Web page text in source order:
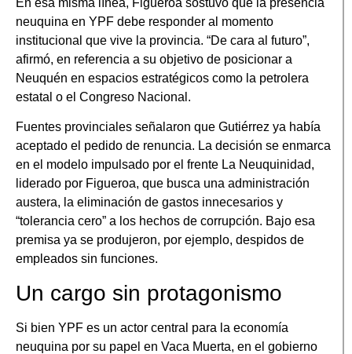
En esa misma línea, Figueroa sostuvo que la presencia
neuquina en YPF debe responder al momento
institucional que vive la provincia. “De cara al futuro”,
afirmó, en referencia a su objetivo de posicionar a
Neuquén en espacios estratégicos como la petrolera
estatal o el Congreso Nacional.
Fuentes provinciales señalaron que Gutiérrez ya había
aceptado el pedido de renuncia. La decisión se enmarca
en el modelo impulsado por el frente La Neuquinidad,
liderado por Figueroa, que busca una administración
austera, la eliminación de gastos innecesarios y
“tolerancia cero” a los hechos de corrupción. Bajo esa
premisa ya se produjeron, por ejemplo, despidos de
empleados sin funciones.
Un cargo sin protagonismo
Si bien YPF es un actor central para la economía
neuquina por su papel en Vaca Muerta, en el gobierno